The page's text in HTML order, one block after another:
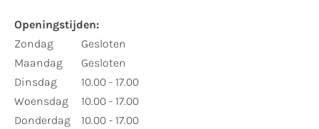
Openingstijden:
Zondag
Maandag
Dinsdag
Woensdag
Donderdag
Gesloten
Gesloten
10.00 - 17.00
10.00 - 17.00
10.00 - 17.00